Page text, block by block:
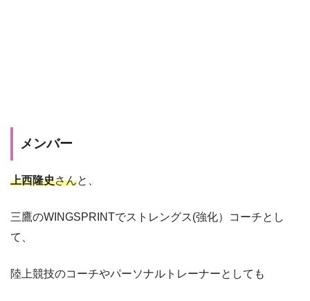
メンバー
上西隆史さんと、
三鷹のWINGSPRINTでストレングス(強化）コーチとし
て、
陸上競技のコーチやパーソナルトレーナーとしても